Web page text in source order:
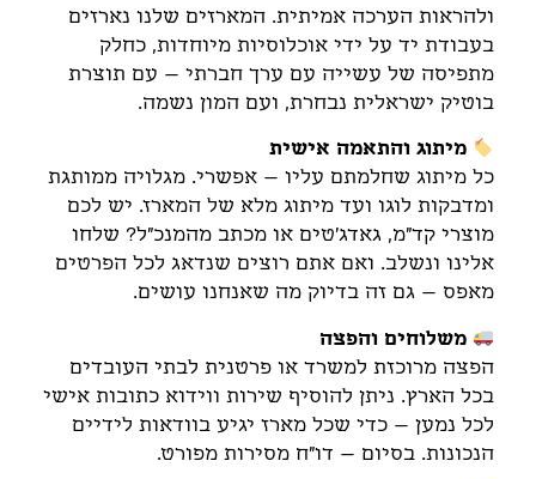
ולהראות הערכה אמיתית. המארזים שלנו נארזים
בעבודת יד על ידי אוכלוסיות מיוחדות, כחלק
מתפיסה של עשייה עם ערך חברתי – עם תוצרת
בוטיק ישראלית נבחרת, ועם המון נשמה.
מיתוג והתאמה אישית
כל מיתוג שחלמתם עליו – אפשרי. מגלויה ממותגת
ומדבקות לוגו ועד מיתוג מלא של המארז. יש לכם
מוצרי קד"מ, גאדג'טים או מכתב מהמנכ"ל? שלחו
אלינו ונשלב. ואם אתם רוצים שנדאג לכל הפרטים
מאפס – גם זה בדיוק מה שאנחנו עושים.
משלוחים והפצה
הפצה מרוכזת למשרד או פרטנית לבתי העובדים
בכל הארץ. ניתן להוסיף שירות ווידוא כתובות אישי
לכל נמען – כדי שכל מארז יגיע בוודאות לידיים
הנכונות. בסיום – דו"ח מסירות מפורט.